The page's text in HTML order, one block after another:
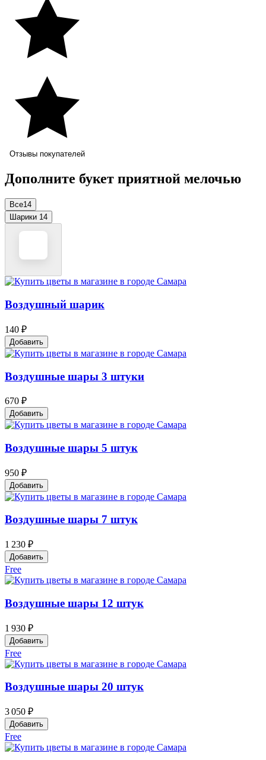
Отзывы покупателей
Дополните букет приятной мелочью
Все14
Шарики 14
Воздушный шарик
140 ₽
Добавить
Воздушные шары 3 штуки
670 ₽
Добавить
Воздушные шары 5 штук
950 ₽
Добавить
Воздушные шары 7 штук
1 230 ₽
Добавить
Free
Воздушные шары 12 штук
1 930 ₽
Добавить
Free
Воздушные шары 20 штук
3 050 ₽
Добавить
Free